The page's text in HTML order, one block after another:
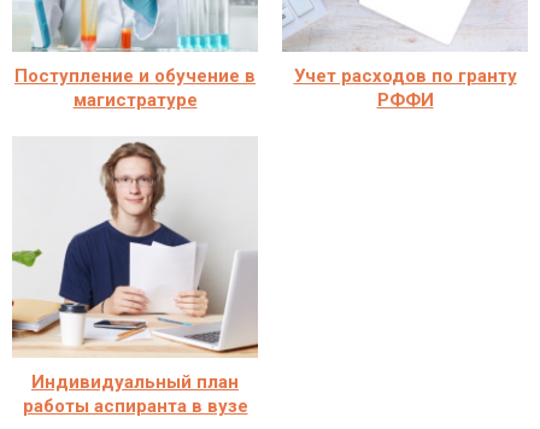
Поступление и обучение в
магистратуре
Учет расходов по гранту
РФФИ
Индивидуальный план
работы аспиранта в вузе